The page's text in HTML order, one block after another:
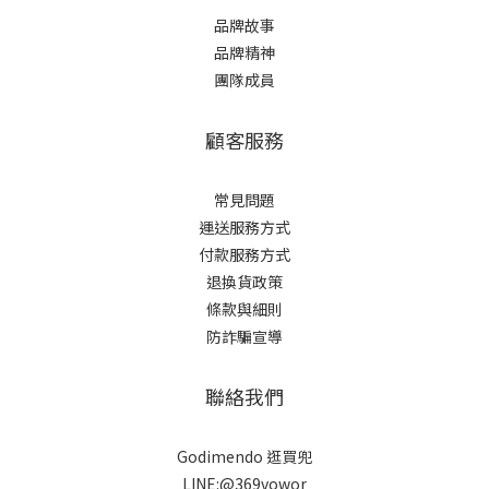
品牌故事
品牌精神
團隊成員
顧客服務
常見問題
運送服務方式
付款服務方式
退換貨政策
條款與細則
防詐騙宣導
聯絡我們
Godimendo 逛買兜
LINE:@369vowor